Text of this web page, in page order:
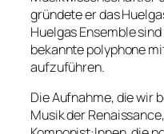
gründete er das
Huelgas Ensemble
bekannte polyphone
aufzuführen.
Die Aufnahme, die wir
Musik der